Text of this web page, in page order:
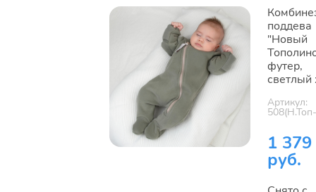
поддева
"Новый
футер,
светлый
Артикул:
1 379
руб.